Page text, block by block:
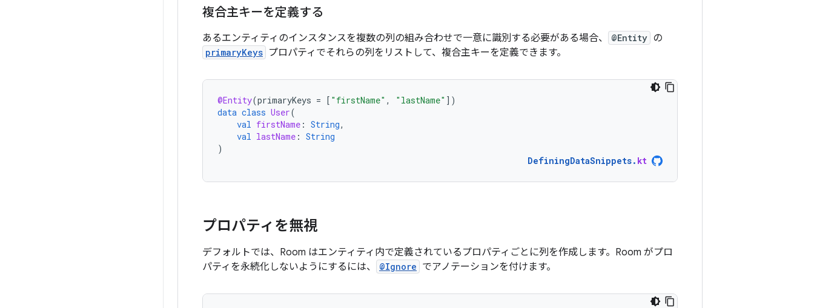
複合主キーを定義する
あるエンティティのインスタンスを複数の列の組み合わせで一意に識別する必要がある場合、 @Entity の
primaryKeys プロパティでそれらの列をリストして、複合主キーを定義できます。
@Entity(primaryKeys = [ "firstName" , "lastName" ] )
data class User(
val firstName : String,
val lastName : String
)
DefiningDataSnippets. kt
プロパティを無視
デフォルトでは、Room はエンティティ内で定義されているプロパティごとに列を作成します。Room がプロ
パティを永続化しないようにするには、
@Ignore でアノテーションを付けます。